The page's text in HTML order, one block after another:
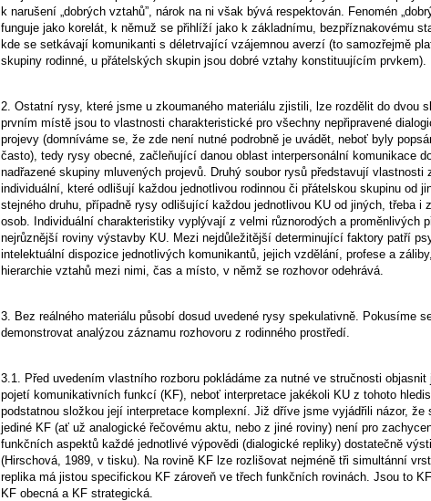
k narušení „dobrých vztahů”, nárok na ni však bývá respektován. Fenomén
funguje jako korelát, k němuž se přihlíží jako k základnímu, bezpříznakovému
kde se setkávají komunikanti s déletrvající vzájemnou averzí (to samozřejmě
skupiny rodinné, u přátelských skupin jsou dobré vztahy konstituujícím prvkem).
2. Ostatní rysy, které jsme u zkoumaného materiálu zjistili, lze rozdělit do dvou
prvním místě jsou to vlastnosti charakteristické pro všechny nepřipravené
projevy (domníváme se, že zde není nutné podrobně je uvádět, neboť byly
často), tedy rysy obecné, začleňující danou oblast interpersonální komunikace
nadřazené skupiny mluvených projevů. Druhý soubor rysů představují vlastnosti
individuální, které odlišují každou jednotlivou rodinnou či přátelskou skupinu od
stejného druhu, případně rysy odlišující každou jednotlivou KU od jiných, třeba i
osob. Individuální charakteristiky vyplývají z velmi různorodých a proměnlivých
nejrůznější roviny výstavby KU. Mezi nejdůležitější determinující faktory patří
intelektuální dispozice jednotlivých komunikantů, jejich vzdělání, profese a
hierarchie vztahů mezi nimi, čas a místo, v němž se rozhovor odehrává.
3. Bez reálného materiálu působí dosud uvedené rysy spekulativně. Pokusíme
demonstrovat analýzou záznamu rozhovoru z rodinného prostředí.
3.1. Před uvedením vlastního rozboru pokládáme za nutné ve stručnosti objasnit
pojetí komunikativních funkcí (KF), neboť interpretace jakékoli KU z tohoto
podstatnou složkou její interpretace komplexní. Již dříve jsme vyjádřili názor, že
jediné KF (ať už analogické řečovému aktu, nebo z jiné roviny) není pro
funkčních aspektů každé jednotlivé výpovědi (dialogické repliky) dostatečně
(Hirschová, 1989, v tisku). Na rovině KF lze rozlišovat nejméně tři simultánní
replika má jistou specifickou KF zároveň ve třech funkčních rovinách. Jsou to
KF obecná a KF strategická.